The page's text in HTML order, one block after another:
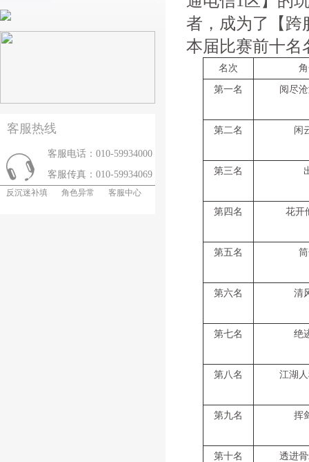
客服热线
客服电话：010-59934000
客服传真：010-59934069
反沉迷补填 角色异常 客服中心
者，成为了【跨
本届比赛前十名
名次
第一名 阅尽
第二名 闲
第三名
第四名 花开
第五名
第六名 清
第七名 绝
第八名 江湖
第九名 挥
第十名 透进